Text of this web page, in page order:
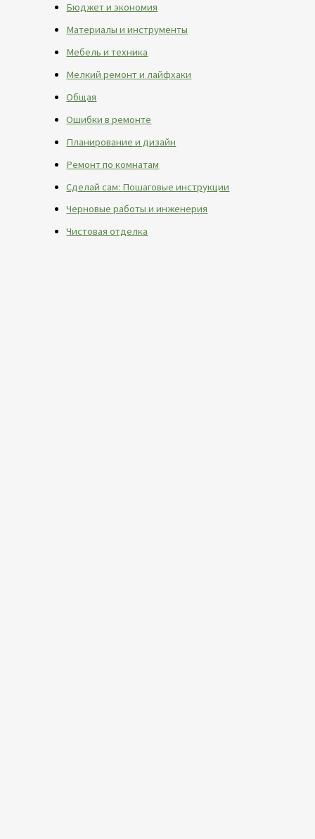
Бюджет и экономия
Материалы и инструменты
Мебель и техника
Мелкий ремонт и лайфхаки
Общая
Ошибки в ремонте
Планирование и дизайн
Ремонт по комнатам
Сделай сам: Пошаговые инструкции
Черновые работы и инженерия
Чистовая отделка